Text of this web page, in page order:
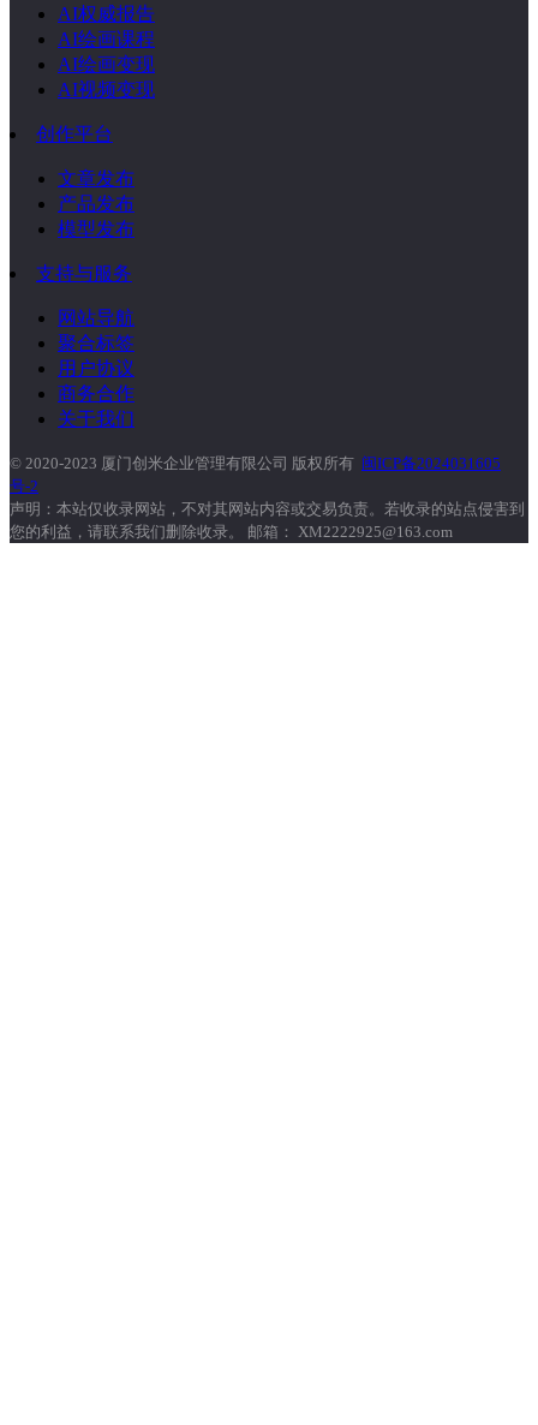
AI权威报告
AI绘画课程
AI绘画变现
AI视频变现
创作平台
文章发布
产品发布
模型发布
支持与服务
网站导航
聚合标签
用户协议
商务合作
关于我们
© 2020-2023 厦门创米企业管理有限公司 版权所有 闽ICP备2024031605
号-2
声明：本站仅收录网站，不对其网站内容或交易负责。若收录的站点侵害到
您的利益，请联系我们删除收录。 邮箱： XM2222925@163.com